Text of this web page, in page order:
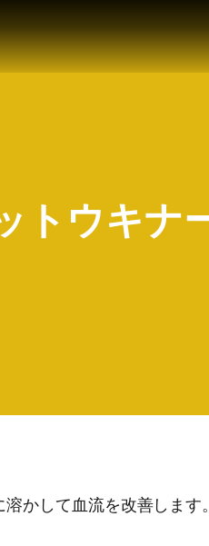
トウキナ
かして血流を改善します。